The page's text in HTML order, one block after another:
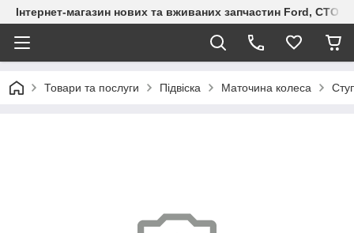
Інтернет-магазин нових та вживаних запчастин Ford, СТО
Товари та послуги Підвіска Маточина колеса